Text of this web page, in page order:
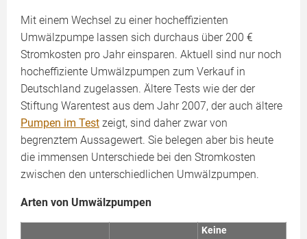
Mit einem Wechsel zu einer hocheffizienten
Umwälzpumpe lassen sich durchaus über 200 €
Stromkosten pro Jahr einsparen. Aktuell sind nur noch
hocheffiziente Umwälzpumpen zum Verkauf in
Deutschland zugelassen. Ältere Tests wie der der
Stiftung Warentest aus dem Jahr 2007, der auch ältere
Pumpen im Test zeigt, sind daher zwar von
begrenztem Aussagewert. Sie belegen aber bis heute
die immensen Unterschiede bei den Stromkosten
zwischen den unterschiedlichen Umwälzpumpen.
Arten von Umwälzpumpen
Keine